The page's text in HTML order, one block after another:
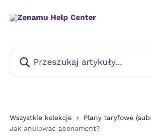
Wszystkie kolekcje
Plany taryfowe
Jak anulować abonament?